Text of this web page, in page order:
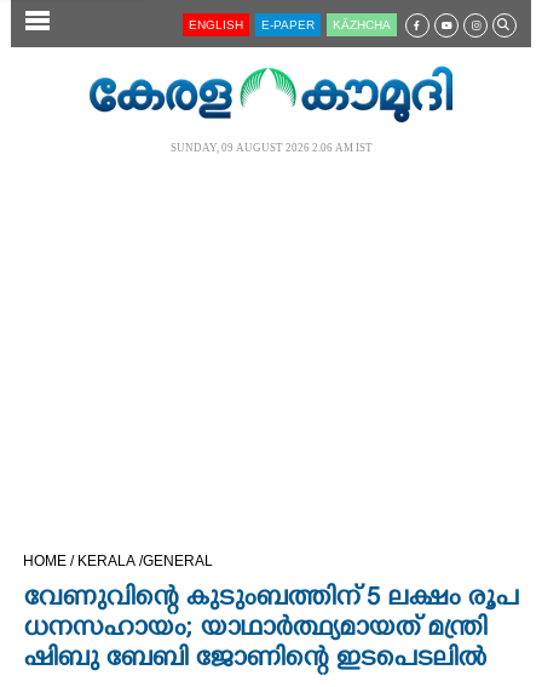
SECTIONS
CINEMA
OPINION
ENGLISH E-PAPER KĀZHCHA
SUNDAY, 09 AUGUST 2026 2.06 AM IST
HOME / KERALA /GENERAL
വേണുവിന്റെ കുടുംബത്തിന് 5 ലക്ഷം രൂപ
ധനസഹായം; യാഥാര്‍ത്ഥ്യമായത് മന്ത്രി
ഷിബു ബേബി ജോണിന്റെ ഇടപെടലില്‍